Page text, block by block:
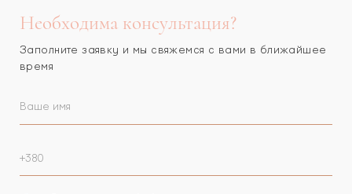
Необходима консультация?
Заполните заявку и мы свяжемся с вами в ближайшее
время